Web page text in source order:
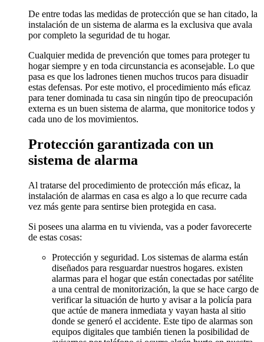
De entre todas las medidas de protección que se han citado, la
instalación de un sistema de alarma es la exclusiva que avala
por completo la seguridad de tu hogar.
Cualquier medida de prevención que tomes para proteger tu
hogar siempre y en toda circunstancia es aconsejable. Lo que
pasa es que los ladrones tienen muchos trucos para disuadir
estas defensas. Por este motivo, el procedimiento más eficaz
para tener dominada tu casa sin ningún tipo de preocupación
externa es un buen sistema de alarma, que monitorice todos y
cada uno de los movimientos.
Protección garantizada con un
sistema de alarma
Al tratarse del procedimiento de protección más eficaz, la
instalación de alarmas en casa es algo a lo que recurre cada
vez más gente para sentirse bien protegida en casa.
Si posees una alarma en tu vivienda, vas a poder favorecerte
de estas cosas:
Protección y seguridad. Los sistemas de alarma están
diseñados para resguardar nuestros hogares. existen
alarmas para el hogar que están conectadas por satélite
a una central de monitorización, la que se hace cargo de
verificar la situación de hurto y avisar a la policía para
que actúe de manera inmediata y vayan hasta al sitio
donde se generó el accidente. Este tipo de alarmas son
equipos digitales que también tienen la posibilidad de